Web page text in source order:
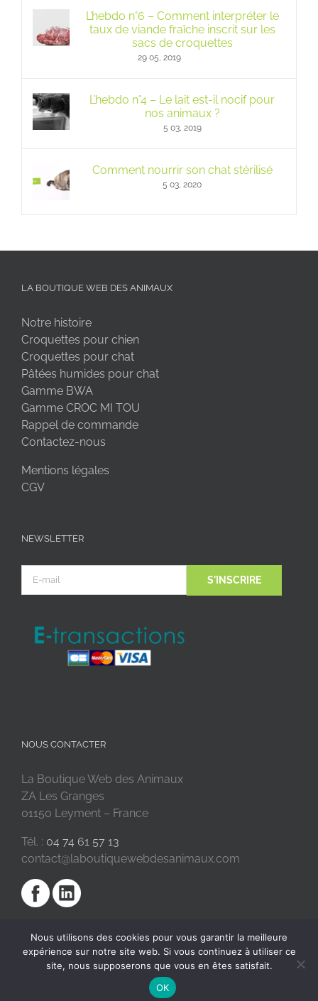
L’hebdo n°6 – Comment interpréter le
taux de viande fraîche inscrit sur les
sacs de croquettes
29 05, 2019
L’hebdo n°4 – Le lait est-il nocif pour
nos animaux ?
5 03, 2019
Comment nourrir son chat stérilisé
5 03, 2020
LA BOUTIQUE WEB DES ANIMAUX
Notre histoire
Croquettes pour chien
Croquettes pour chat
Pâtées humides pour chat
Gamme BWA
Gamme CROC MI TOU
Rappel de commande
Contactez-nous
Mentions légales
CGV
NEWSLETTER
NOUS CONTACTER
La Boutique Web des Animaux
ZA Les Granges
01150 Leyment – France
Tél. : 04 74 61 57 13
contact@laboutiquewebdesanimaux.com
2018 © La Boutique Web des Animaux | Réalisé par
Nous utilisons des cookies pour vous garantir la meilleure
expérience sur notre site web. Si vous continuez à utiliser ce
site, nous supposerons que vous en êtes satisfait.
OK